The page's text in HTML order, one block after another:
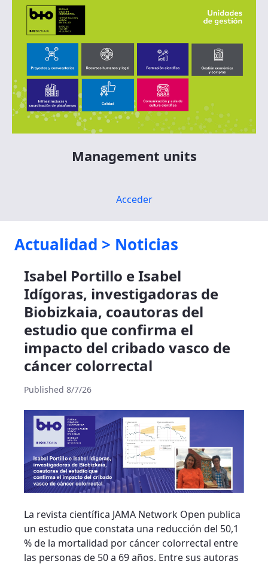
Management units
Acceder
Actualidad > Noticias
Isabel Portillo e Isabel
Idígoras, investigadoras de
Biobizkaia, coautoras del
estudio que confirma el
impacto del cribado vasco de
cáncer colorrectal
Published 8/7/26
La revista científica JAMA Network Open publica
un estudio que constata una reducción del 50,1
% de la mortalidad por cáncer colorrectal entre
las personas de 50 a 69 años. Entre sus autoras